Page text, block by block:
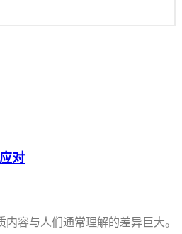
对
容与人们通常理解的差异巨大。